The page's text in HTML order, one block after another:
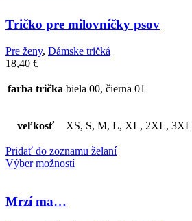
Tričko pre milovníčky psov
Pre ženy, Dámske tričká
18,40 €
farba trička biela 00, čierna 01
veľkosť XS, S, M, L, XL, 2XL, 3XL
Pridať do zoznamu želaní
Výber možností
Mrzí ma…